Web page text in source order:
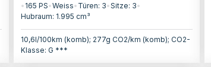
• 165 PS•Weiss• Türen: 3•Sitze: 3•
Hubraum: 1.995 cm³
10,6l/100km (komb); 277g CO2/km (komb); CO2-
Klasse: G ***